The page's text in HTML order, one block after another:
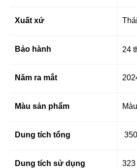
Xuất xứ
Bảo hành 24
Năm ra mắt
Màu sản phẩm
Dung tích tổng
Dung tích sử dụng 323